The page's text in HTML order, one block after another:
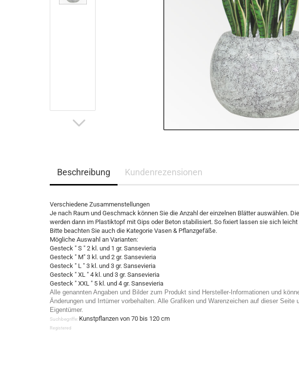
Beschreibung Kundenrezensionen
Verschiedene Zusammenstellungen
Je nach Raum und Geschmack können Sie die Anzahl der einzelnen Blätter auswählen.
werden dann im Plastiktopf mit Gips oder Beton stabilisiert. So fixiert lassen sie sich
Bitte beachten Sie auch die Kategorie Vasen & Pflanzgefäße.
Mögliche Auswahl an Varianten:
Gesteck " S " 2 kl. und 1 gr. Sansevieria
Gesteck " M" 3 kl. und 2 gr. Sansevieria
Gesteck " L " 3 kl. und 3 gr. Sansevieria
Gesteck " XL " 4 kl. und 3 gr. Sansevieria
Gesteck " XXL " 5 kl. und 4 gr. Sansevieria
Alle genannten Angaben und Bilder zum Produkt sind Hersteller-Informationen und
Änderungen und Irrtümer vorbehalten. Alle Grafiken und Warenzeichen auf dieser Seite
Eigentümer.
Suchbegriffe: Kunstpflanzen von 70 bis 120 cm
Registered